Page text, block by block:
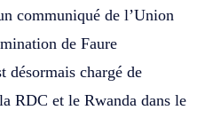
communiqué de l’Union
de Faure
désormais chargé de
RDC et le Rwanda dans le